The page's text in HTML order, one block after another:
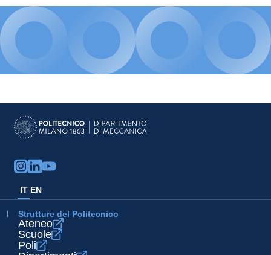
IT EN
Strutture del Politecnico
Ateneo
Scuole
Poli